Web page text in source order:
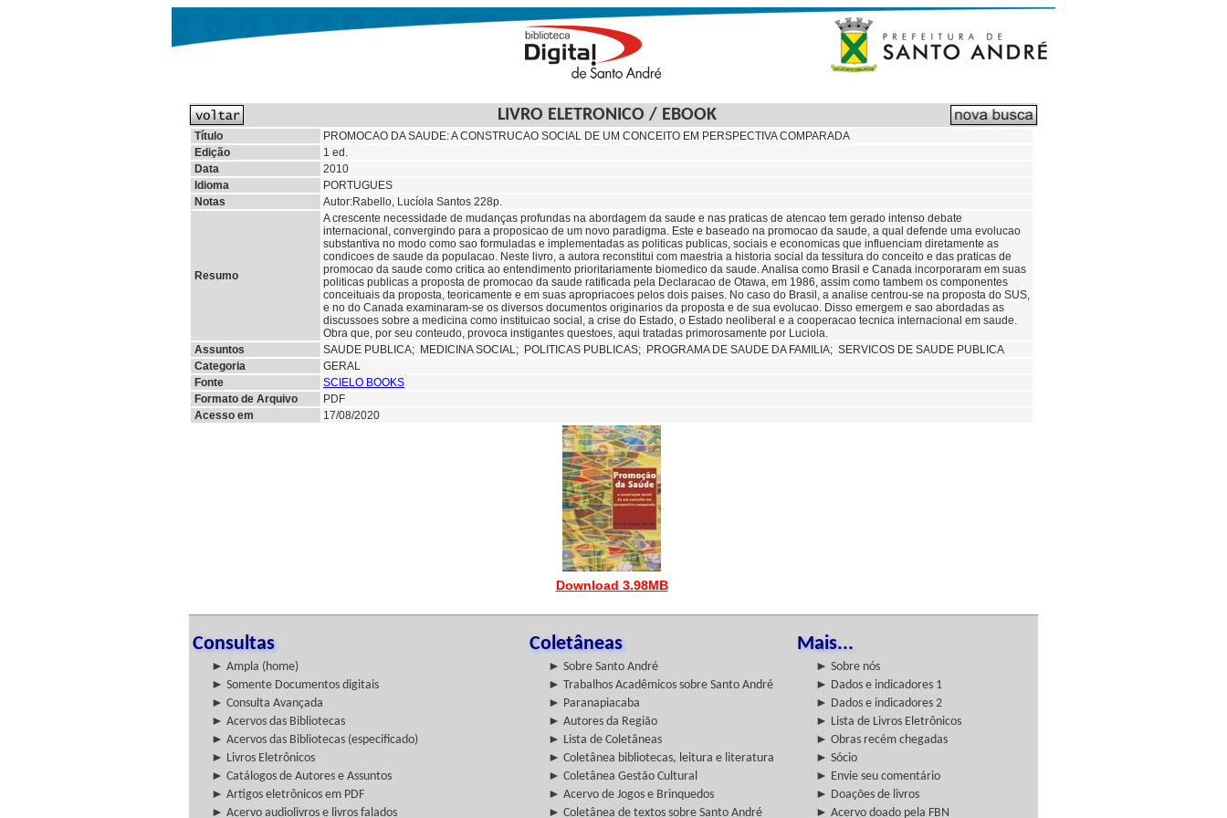
LIVRO ELETRONICO / EBOOK
Título
PROMOCAO DA SAUDE: A CONSTRUCAO SOCIAL DE UM CONCEITO EM PERSPECTIVA COMPARADA
Edição
1 ed.
Data
2010
Idioma
PORTUGUES
Notas
Autor:Rabello, Lucíola Santos 228p.
Resumo
A crescente necessidade de mudanças profundas na abordagem da saude e nas praticas de atencao tem gerado intenso debate
internacional, convergindo para a proposicao de um novo paradigma. Este e baseado na promocao da saude, a qual defende uma evolucao
substantiva no modo como sao formuladas e implementadas as politicas publicas, sociais e economicas que influenciam diretamente as
condicoes de saude da populacao. Neste livro, a autora reconstitui com maestria a historia social da tessitura do conceito e das praticas de
promocao da saude como critica ao entendimento prioritariamente biomedico da saude. Analisa como Brasil e Canada incorporaram em suas
politicas publicas a proposta de promocao da saude ratificada pela Declaracao de Otawa, em 1986, assim como tambem os componentes
conceituais da proposta, teoricamente e em suas apropriacoes pelos dois paises. No caso do Brasil, a analise centrou-se na proposta do SUS,
e no do Canada examinaram-se os diversos documentos originarios da proposta e de sua evolucao. Disso emergem e sao abordadas as
discussoes sobre a medicina como instituicao social, a crise do Estado, o Estado neoliberal e a cooperacao tecnica internacional em saude.
Obra que, por seu conteudo, provoca instigantes questoes, aqui tratadas primorosamente por Luciola.
Assuntos
SAUDE PUBLICA; MEDICINA SOCIAL; POLITICAS PUBLICAS; PROGRAMA DE SAUDE DA FAMILIA; SERVICOS DE SAUDE PUBLICA
Categoria
GERAL
Fonte
SCIELO BOOKS
Formato de Arquivo
PDF
Acesso em
17/08/2020
Download 3.98MB
Consultas Coletâneas Mais...
► Ampla (home) ► Sobre Santo André
► Sobre nós
► Somente Documentos digitais
► Trabalhos Acadêmicos sobre Santo André
► Dados e indicadores 1
► Consulta Avançada
► Paranapiacaba
► Dados e indicadores 2
► Acervos das Bibliotecas
► Autores da Região
► Lista de Livros Eletrônicos
► Acervos das Bibliotecas (especificado)
► Lista de Coletâneas
► Obras recém chegadas
► Livros Eletrônicos
► Coletânea bibliotecas, leitura e literatura
► Sócio
► Catálogos de Autores e Assuntos
► Coletânea Gestão Cultural
► Envie seu comentário
► Artigos eletrônicos em PDF
► Acervo de Jogos e Brinquedos
► Doações de livros
► Acervo audiolivros e livros falados
► Coletânea de textos sobre Santo André ► Acervo doado pela FBN